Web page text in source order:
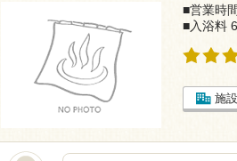
■営業時
■入浴料
施